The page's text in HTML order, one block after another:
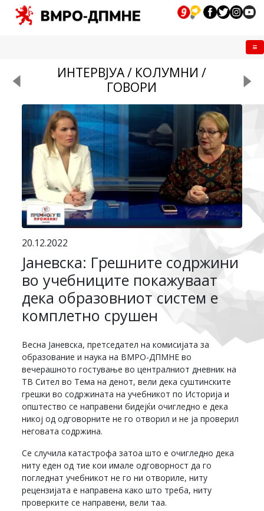
ИНТЕРВЈУА / КОЛУМНИ /
ГОВОРИ
20.12.2022
Јаневска: Грешните содржини
во учебниците покажуваат
дека образовниот систем е
комплетно срушен
Весна Јаневска, претседател на комисијата за
образование и наука на ВМРО-ДПМНЕ во
вечерашното гостување во централниот дневник на
ТВ Сител во Тема на денот, вели дека суштинските
грешки во содржината на учебникот по Историја и
општество се направени бидејќи очигледно е дека
никој од одговорните не го отворил и не ја проверил
неговата содржина.
Се случила катастрофа затоа што е очигледно дека
ниту еден од тие кои имале одговорност да го
погледнат учебникот не го ни отвориле, ниту
рецензијата е направена како што треба, ниту
проверките се направени, вели таа.